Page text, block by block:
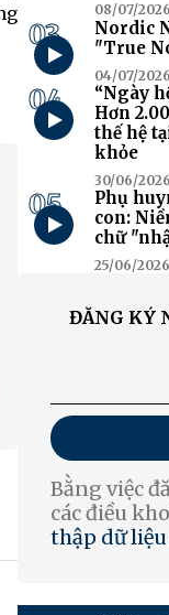
08/07/2026
03
Nordic
"True
04/07/2026
04
“Ngày
Hơn
thế hệ
khỏe
30/06/2026
05
Phụ
con:
chữ
25/06/2026
ĐĂNG KÝ
Bằng việc
các điều
thập dữ liệu